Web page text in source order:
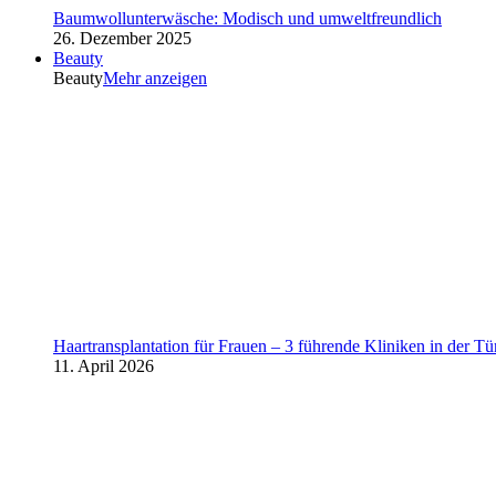
Baumwollunterwäsche: Modisch und umweltfreundlich
26. Dezember 2025
Beauty
BeautyMehr anzeigen
Haartransplantation für Frauen – 3 führende Kliniken in der
11. April 2026